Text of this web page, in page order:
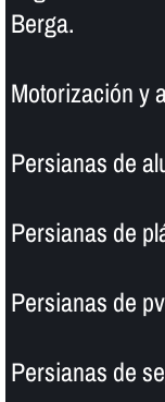
Berga.
Motorización y
Persianas de
Persianas de
Persianas de
Persianas de